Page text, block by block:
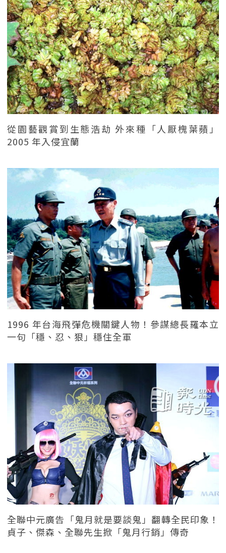
從園藝觀賞到生態浩劫 外來種「人厭槐葉蘋」
2005 年入侵宜蘭
1996 年台海飛彈危機關鍵人物！參謀總長羅本立
一句「穩、忍、狠」穩住全軍
全聯中元廣告「鬼月就是要談鬼」翻轉全民印象！
貞子、傑森、全聯先生掀「鬼月行銷」傳奇